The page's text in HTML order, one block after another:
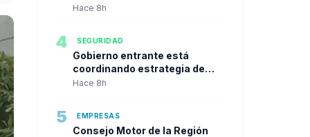
la Casa Vicepresidencial al
Hace 8h
4 SEGURIDAD
Gobierno entrante está
coordinando estrategia de
seguridad urbana con alcaldes
Hace 8h
5 EMPRESAS
Consejo Motor de la Región